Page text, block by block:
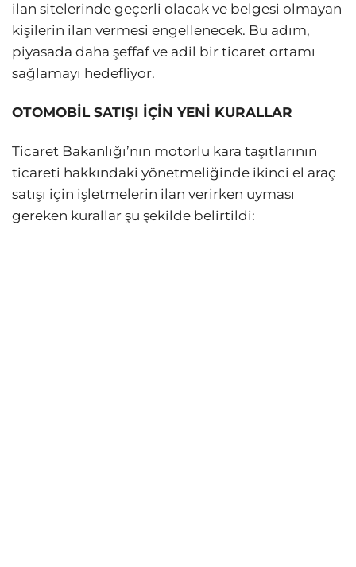
ilan sitelerinde geçerli olacak ve belgesi olmayan
kişilerin ilan vermesi engellenecek. Bu adım,
piyasada daha şeffaf ve adil bir ticaret ortamı
sağlamayı hedefliyor.
OTOMOBİL SATIŞI İÇİN YENİ KURALLAR
Ticaret Bakanlığı’nın motorlu kara taşıtlarının
ticareti hakkındaki yönetmeliğinde ikinci el araç
satışı için işletmelerin ilan verirken uyması
gereken kurallar şu şekilde belirtildi: